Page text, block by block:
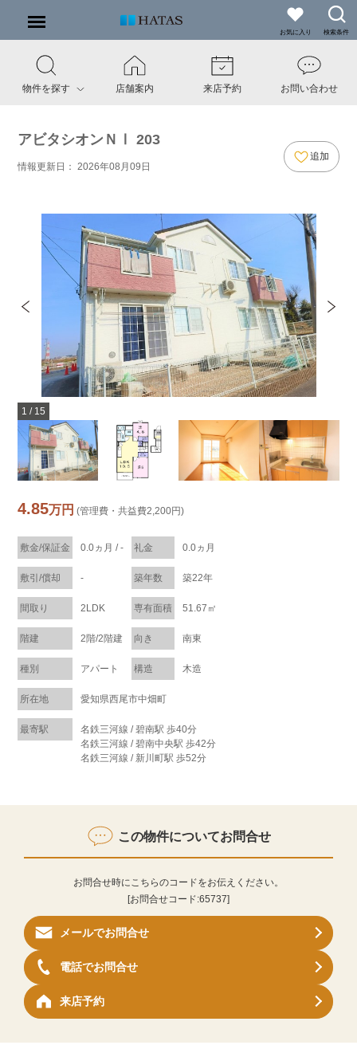
お気に入り 検索条件
物件を探す 店舗案内 来店予約 お問い合わせ
アビタシオンＮⅠ 203
情報更新日： 2026年08月09日
追加
1 / 15
4.85万円 (管理費・共益費2,200円)
敷金/保証金 0.0ヵ月 / - 礼金 0.0ヵ月
敷引/償却 - 築年数 築22年
間取り 2LDK 専有面積 51.67㎡
階建 2階/2階建 向き 南東
種別 アパート 構造 木造
所在地 愛知県西尾市中畑町
最寄駅
名鉄三河線 / 碧南駅 歩40分
名鉄三河線 / 碧南中央駅 歩42分
名鉄三河線 / 新川町駅 歩52分
この物件についてお問合せ
お問合せ時にこちらのコードをお伝えください。
[お問合せコード:65737]
メールでお問合せ
来店予約
電話でお問合せ